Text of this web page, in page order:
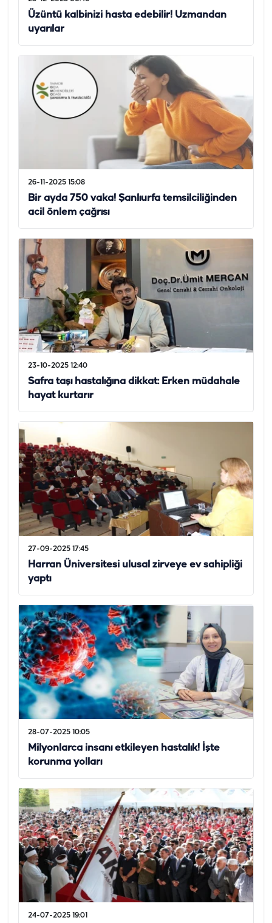
Üzüntü kalbinizi hasta edebilir! Uzmandan
uyarılar
26-11-2025 15:08
Bir ayda 750 vaka! Şanlıurfa temsilciliğinden
acil önlem çağrısı
23-10-2025 12:40
Safra taşı hastalığına dikkat: Erken müdahale
hayat kurtarır
27-09-2025 17:45
Harran Üniversitesi ulusal zirveye ev sahipliği
yaptı
28-07-2025 10:05
Milyonlarca insanı etkileyen hastalık! İşte
korunma yolları
24-07-2025 19:01